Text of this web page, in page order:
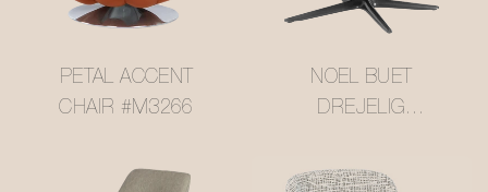
PETAL ACCENT
CHAIR #M3266
NOEL BUET
DREJELIG
#M3258